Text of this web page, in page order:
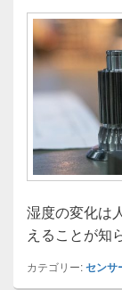
湿度の変化は
えることが知
カテゴリー:センサ